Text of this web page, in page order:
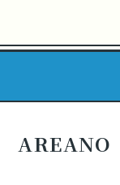
AREANO